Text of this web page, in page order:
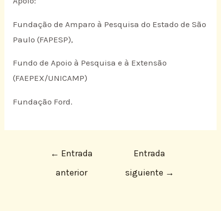
Fundação de Amparo à Pesquisa do Estado de São
Paulo (FAPESP),
Fundo de Apoio à Pesquisa e à Extensão
(FAEPEX/UNICAMP)
Fundação Ford.
← Entrada
anterior
Entrada
siguiente →